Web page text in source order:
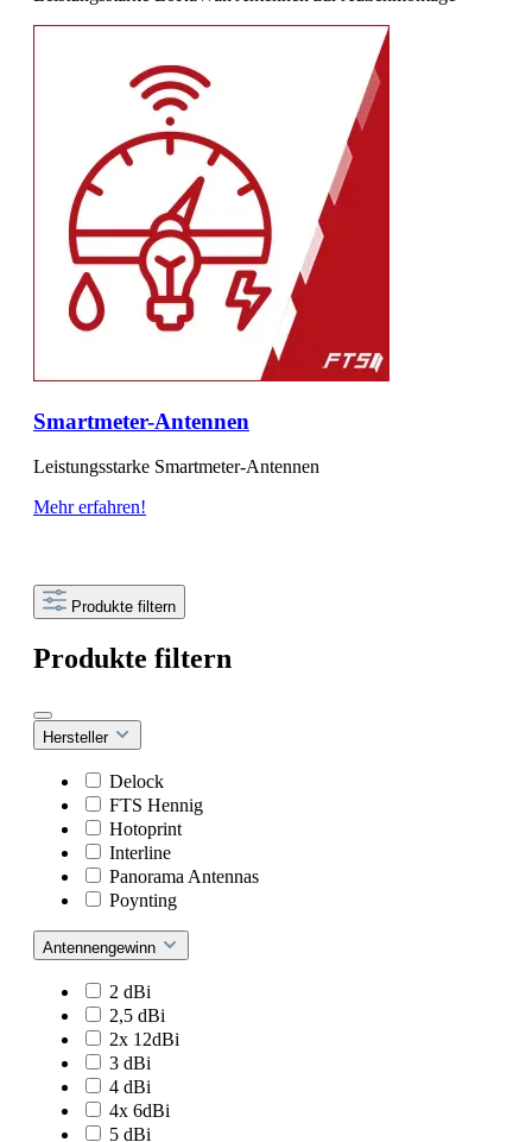
Smartmeter-Antennen
Leistungsstarke Smartmeter-Antennen
Mehr erfahren!
Produkte filtern
Produkte filtern
Hersteller
Delock
FTS Hennig
Hotoprint
Interline
Panorama Antennas
Poynting
Antennengewinn
2 dBi
2,5 dBi
2x 12dBi
3 dBi
4 dBi
4x 6dBi
5 dBi